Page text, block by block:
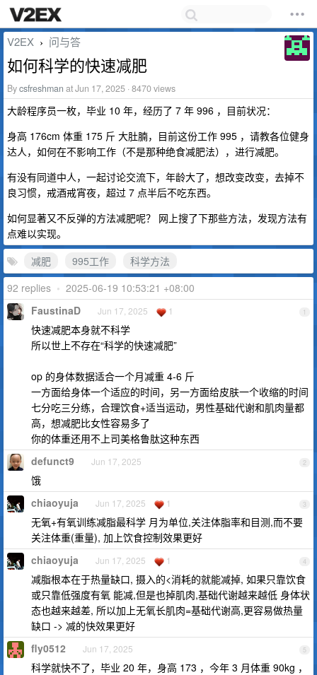
V2EX › 问与答
如何科学的快速减肥
Bycsfreshman at Jun 17, 2025 · 8470 views
大龄程序员一枚，毕业 10 年，经历了 7 年 996 ，目前状况：
身高 176cm 体重 175 斤 大肚腩，目前这份工作 995 ，请教各位健身
达人，如何在不影响工作（不是那种绝食减肥法），进行减肥。
有没有同道中人，一起讨论交流下，年龄大了，想改变改变，去掉不
良习惯，戒酒戒宵夜，超过 7 点半后不吃东西。
如何显著又不反弹的方法减肥呢？ 网上搜了下那些方法，发现方法有
点难以实现。
减肥
995工作
科学方法
92 replies • 2025-06-19 10:53:21 +08:00
1
FaustinaD Jun 17, 2025 1
快速减肥本身就不科学
所以世上不存在“科学的快速减肥”
op 的身体数据适合一个月减重 4-6 斤
一方面给身体一个适应的时间，另一方面给皮肤一个收缩的时间
七分吃三分练，合理饮食+适当运动，男性基础代谢和肌肉量都
高，想减肥比女性容易多了
你的体重还用不上司美格鲁肽这种东西
2
defunct9 Jun 17, 2025
饿
3
chiaoyuja Jun 17, 2025 1
无氧+有氧训练减脂最科学 月为单位,关注体脂率和目测,而不要
关注体重(重量), 加上饮食控制效果更好
4
chiaoyuja Jun 17, 2025 1
减脂根本在于热量缺口, 摄入的<消耗的就能减掉, 如果只靠饮食
或只靠低强度有氧 能减,但是也掉肌肉,基础代谢越来越低 身体状
态也越来越差, 所以加上无氧长肌肉=基础代谢高,更容易做热量
缺口 -> 减的快效果更好
5
fly0512 Jun 17, 2025
科学就快不了，毕业 20 年，身高 173 ，今年 3 月体重 90kg ，